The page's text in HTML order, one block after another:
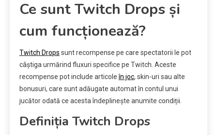
Ce sunt Twitch Drops și
cum funcționează?
Twitch Drops sunt recompense pe care spectatorii le pot
câștiga urmărind fluxuri specifice pe Twitch. Aceste
recompense pot include articoleîn joc, skin-uri sau alte
bonusuri, care sunt adăugate automat în contul unui
jucător odată ce acesta îndeplinește anumite condiții.
Definiția Twitch Drops